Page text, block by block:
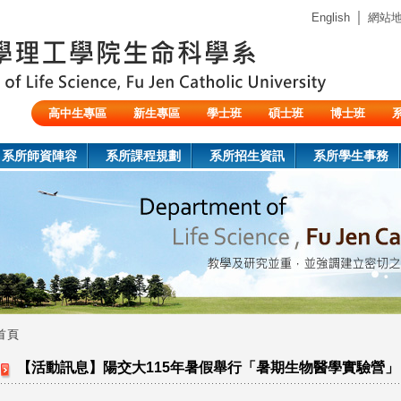
English 網站
高中生專區 新生專區 學士班 碩士班 博士班
系所師資陣容 系所課程規劃 系所招生資訊 系所學生事務
頁
【活動訊息】陽交大115年暑假舉行「暑期生物醫學實驗營」